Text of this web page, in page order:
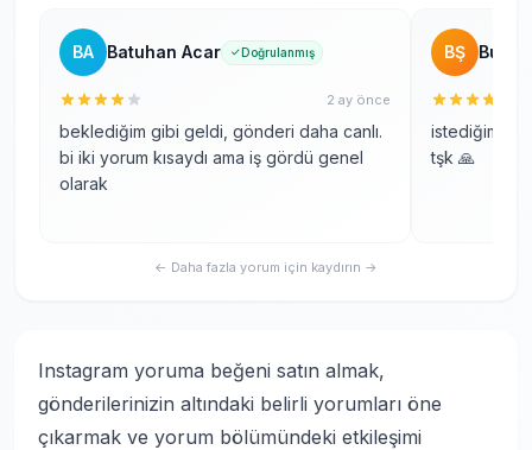
BA Batuhan Acar Doğrulanmış
2 ay önce
beklediğim gibi geldi, gönderi daha canlı.
bi iki yorum kısaydı ama iş gördü genel
olarak
BŞ Burak
istediğim
tşk 🙏
← Daha fazla yorum için kaydırın →
Instagram yoruma beğeni satın almak,
gönderilerinizin altındaki belirli yorumları öne
çıkarmak ve yorum bölümündeki etkileşimi